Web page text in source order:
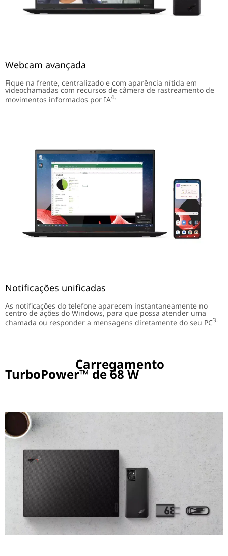
Webcam avançada
Fique na frente, centralizado e com aparência nítida em
videochamadas com recursos de câmera de rastreamento de
movimentos informados por IA4.
Notificações unificadas
As notificações do telefone aparecem instantaneamente no
centro de ações do Windows, para que possa atender uma
chamada ou responder a mensagens diretamente do seu PC3.
Carregamento
TurboPower™ de 68 W